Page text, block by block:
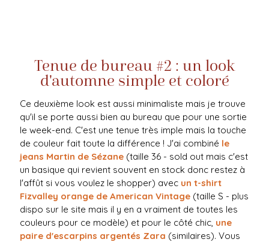
Tenue de bureau #2 : un look
d'automne simple et coloré
Ce deuxième look est aussi minimaliste mais je trouve
qu'il se porte aussi bien au bureau que pour une sortie
le week-end. C'est une tenue très imple mais la touche
de couleur fait toute la différence ! J'ai combiné le
jeans Martin de Sézane (taille 36 - sold out mais c'est
un basique qui revient souvent en stock donc restez à
l'affût si vous voulez le shopper) avec un t-shirt
Fizvalley orange de American Vintage (taille S - plus
dispo sur le site mais il y en a vraiment de toutes les
couleurs pour ce modèle) et pour le côté chic, une
paire d'escarpins argentés Zara (similaires). Vous